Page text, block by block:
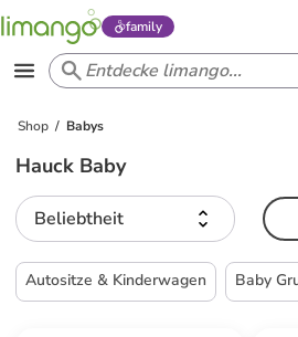
family
Shop Babys
Hauck Baby
Beliebtheit
Autositze & Kinderwagen Baby